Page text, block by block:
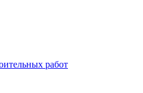
работ